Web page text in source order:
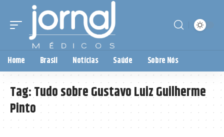
Home Brasil Notícias Saúde Sobre Nós
Tag:Tudo sobre Gustavo Luiz Guilherme
Pinto